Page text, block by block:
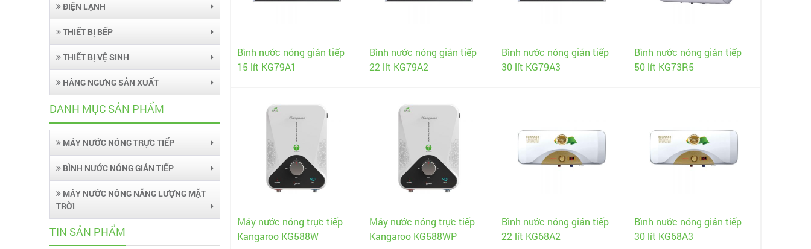
ĐIỆN LẠNH
THIẾT BỊ BẾP
THIẾT BỊ VỆ SINH
HÀNG NGƯNG SẢN XUẤT
DANH MỤC SẢN PHẨM
MÁY NƯỚC NÓNG TRỰC TIẾP
BÌNH NƯỚC NÓNG GIÁN TIẾP
MÁY NƯỚC NÓNG NĂNG LƯỢNG MẶT
TRỜI
TIN SẢN PHẨM
Bình nước nóng gián tiếp
15 lít KG79A1
Bình nước nóng gián tiếp
22 lít KG79A2
Bình nước nóng gián tiếp
30 lít KG79A3
Bình nước nóng gián tiếp
50 lít KG73R5
Máy nước nóng trực tiếp
Kangaroo KG588W
Máy nước nóng trực tiếp
Kangaroo KG588WP
Bình nước nóng gián tiếp
22 lít KG68A2
Bình nước nóng gián tiếp
30 lít KG68A3